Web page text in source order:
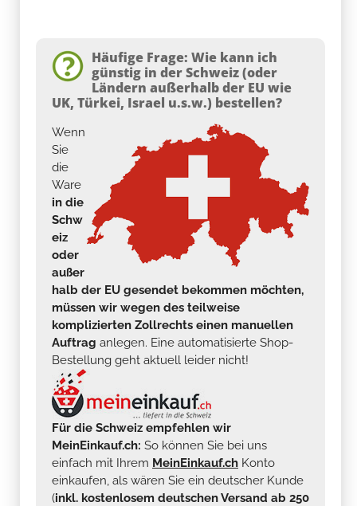
Häufige Frage: Wie kann ich
günstig in der Schweiz (oder
Ländern außerhalb der EU wie
UK, Türkei, Israel u.s.w.) bestellen?
Wenn
Sie
die
Ware
in die
Schw
eiz
oder
außer
halb der EU gesendet bekommen möchten,
müssen wir wegen des teilweise
komplizierten Zollrechts einen manuellen
Auftrag anlegen. Eine automatisierte Shop-
Bestellung geht aktuell leider nicht!
Für die Schweiz empfehlen wir
MeinEinkauf.ch: So können Sie bei uns
einfach mit Ihrem MeinEinkauf.ch Konto
einkaufen, als wären Sie ein deutscher Kunde
(inkl. kostenlosem deutschen Versand ab 250